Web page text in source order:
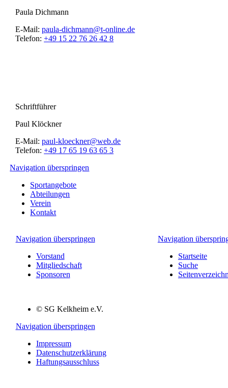
Paula Dichmann
E-Mail:paula-dichmann@t-online.de
Telefon:+49 15 22 76 26 42 8
Schriftführer
Paul Klöckner
E-Mail:paul-kloeckner@web.de
Telefon:+49 17 65 19 63 65 3
Navigation überspringen
Sportangebote
Abteilungen
Verein
Kontakt
Navigation überspringen
Vorstand
Mitgliedschaft
Sponsoren
Navigation
Startseite
Suche
© SG Kelkheim e.V.
Navigation überspringen
Impressum
Datenschutzerklärung
Haftungsausschluss